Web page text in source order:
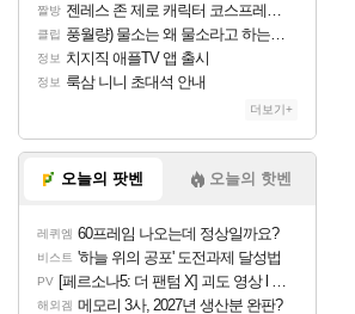
짤방 젠레스 존 제로 캐릭터 코스프레한 꽁주
클립 풍월량) 물소는 왜 물소라고 하는거야? 아! 그만 ㅋㅋ
정보 치지직 애플TV 앱 출시
정보 룩삼 니니 초대석 안내
더보기+
오늘의 팟벤 오늘의 핫벤
레퀴엠 60프레임 나오는데 정상일까요?
비스트 '하늘 위의 공포' 도전과제 달성법
PV [페르소나5: 더 팬텀 X] 괴도 영상 l 타카마키 안·댄싱 스타
해외겜 메모리 3사, 2027년 생산분 완판?